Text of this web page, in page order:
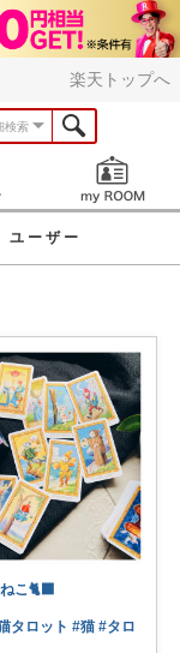
楽天トップへ
検索
お知らせ
ユーザー
こ🐈‍⬛
タロット #猫 #タロ